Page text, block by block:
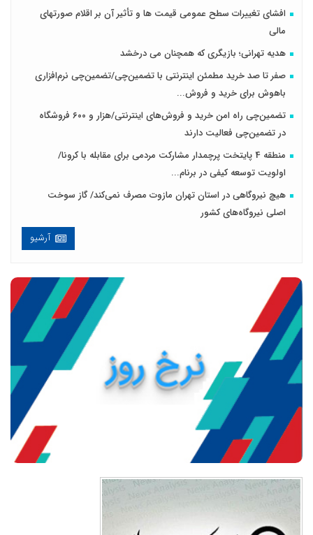
افشای تغییرات سطح عمومی قیمت ها و تأثیر آن بر اقلام صورتهای
مالی
هدیه تهرانی؛ بازیگری که همچنان می درخشد
صفر تا صد خرید مطمئن اینترنتی با تضمین‌چی/تضمین‌چی نرم‌افزاری
باهوش برای خرید و فروش‌...
تضمین‌چی راه امن خرید و فروش‌های اینترنتی/هزار و ۶۰۰ فروشگاه
در تضمین‌چی فعالیت دارند
منطقه 4 پایتخت پرچمدار مشارکت مردمی برای مقابله با کرونا/
اولویت توسعه کیفی در برنام...
هیچ نیروگاهی در استان تهران مازوت مصرف نمی‌کند/ گاز سوخت
اصلی نیروگاه‌های کشور
آرشیو